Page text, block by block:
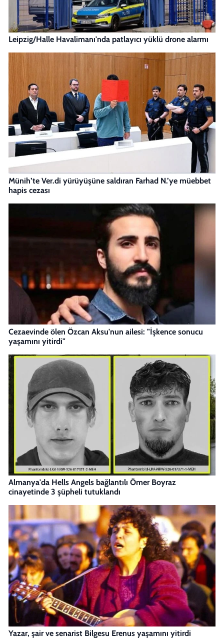
Leipzig/Halle Havalimanı'nda patlayıcı yüklü drone alarmı
Münih’te Ver.di yürüyüşüne saldıran Farhad N.’ye müebbet
hapis cezası
Cezaevinde ölen Özcan Aksu'nun ailesi: "İşkence sonucu
yaşamını yitirdi"
Almanya'da Hells Angels bağlantılı Ömer Boyraz
cinayetinde 3 şüpheli tutuklandı
Yazar, şair ve senarist Bilgesu Erenus yaşamını yitirdi